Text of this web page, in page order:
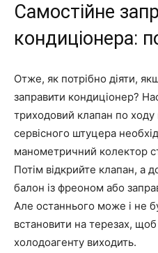
Самостійне
кондиціонера:
Отже, як потрібно діяти,
заправити кондиціонер?
триходовий клапан по ходу
сервісного штуцера
манометричний колектор
Потім відкрийте клапан, а
балон із фреоном або
Але останнього може і не
встановити на терезах, щоб
холодоагенту виходить.